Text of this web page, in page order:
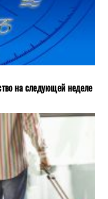
на следующей неделе